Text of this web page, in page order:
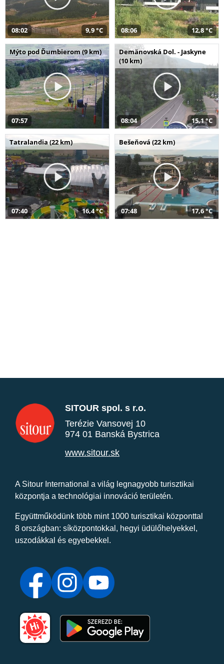
08:02 9,9 °C 08:06 12,8 °C
Mýto pod Ďumbierom (9 km)
07:57
Demänovská Dol. - Jaskyne
(10 km)
08:04 15,1 °C
Tatralandia (22 km)
07:40 16,4 °C
Bešeňová (22 km)
07:48 17,6 °C
SITOUR spol. s r.o.
Terézie Vansovej 10
974 01 Banská Bystrica
www.sitour.sk
A Sitour International a világ legnagyobb turisztikai
központja a technológiai innováció területén.
Együttműködünk több mint 1000 turisztikai központtal
8 országban: síközpontokkal, hegyi üdülőhelyekkel,
uszodákkal és egyebekkel.